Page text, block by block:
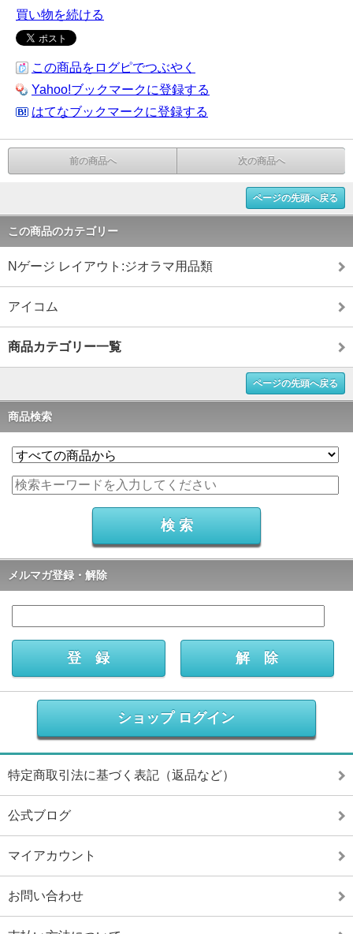
買い物を続ける
この商品をログピでつぶやく
Yahoo!ブックマークに登録する
はてなブックマークに登録する
前の商品へ 次の商品へ
ページの先頭へ戻る
この商品のカテゴリー
Nゲージ レイアウト:ジオラマ用品類
アイコム
商品カテゴリー一覧
ページの先頭へ戻る
商品検索
メルマガ登録・解除
ショップ ログイン
特定商取引法に基づく表記（返品など）
公式ブログ
マイアカウント
お問い合わせ